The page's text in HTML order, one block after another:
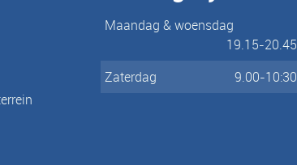
Maandag & woensdag
19.15-20.45
Zaterdag
9.00-10:30